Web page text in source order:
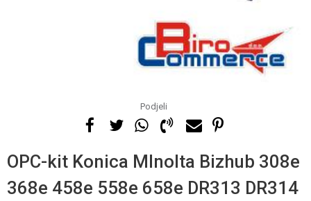
Podjeli
OPC-kit Konica MInolta Bizhub 308e
368e 458e 558e 658e DR313 DR314